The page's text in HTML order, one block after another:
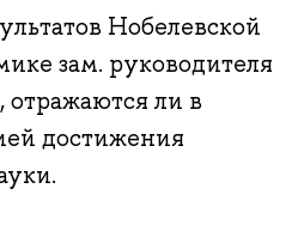
Нобелевской
зам. руководителя
ли в
достижения